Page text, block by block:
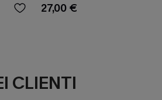
27,00 €
CLIENTI